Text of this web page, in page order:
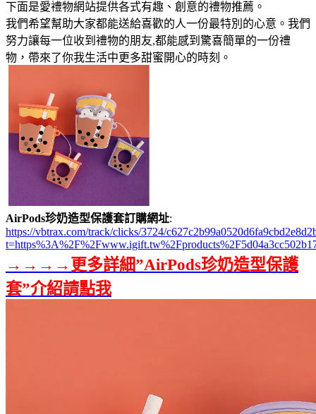
下面是愛禮物網站提供各式有趣、創意的禮物推薦。
我們希望幫助大家都能送給喜歡的人一份最特別的心意。我們
努力讓每一位收到禮物的朋友,都能感到驚喜簡單的一份禮
物，帶來了你我生活中更多甜蜜開心的時刻。
AirPods珍奶造型保護套訂購網址:
https://vbtrax.com/track/clicks/3724/
→→→→更多詳細”AirPods珍奶造型保護
套”介紹請點我